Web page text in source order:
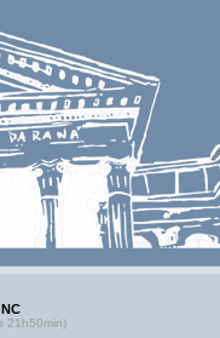
21h50min)